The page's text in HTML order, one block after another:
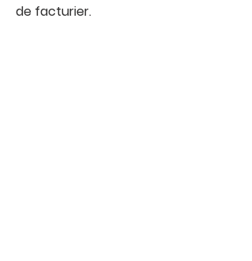
de facturier.